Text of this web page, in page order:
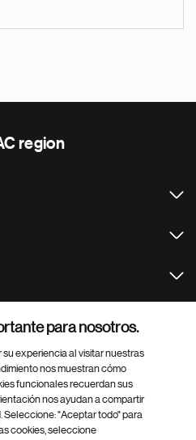
region
para nosotros.
experiencia al visitar nuestras
nos muestran cómo
funcionales recuerdan sus
nos ayudan a compartir
"Aceptar todo" para
cookies, seleccione